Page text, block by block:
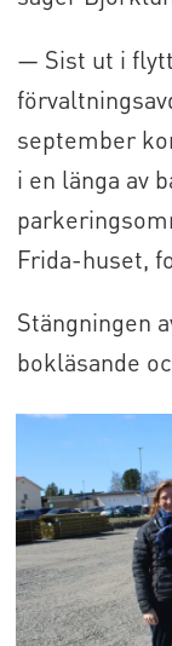
— Sist ut i
september
i en länga av
Frida-huset,
Stängningen
bokläsande